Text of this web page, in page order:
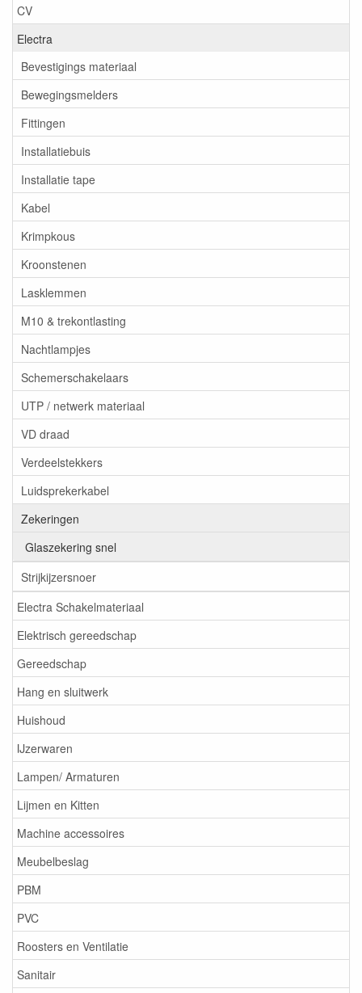
CV
Electra
Bevestigings materiaal
Bewegingsmelders
Fittingen
Installatiebuis
Installatie tape
Kabel
Krimpkous
Kroonstenen
Lasklemmen
M10 & trekontlasting
Nachtlampjes
Schemerschakelaars
UTP / netwerk materiaal
VD draad
Verdeelstekkers
Luidsprekerkabel
Zekeringen
Glaszekering snel
Strijkijzersnoer
Electra Schakelmateriaal
Elektrisch gereedschap
Gereedschap
Hang en sluitwerk
Huishoud
IJzerwaren
Lampen/ Armaturen
Lijmen en Kitten
Machine accessoires
Meubelbeslag
PBM
PVC
Roosters en Ventilatie
Sanitair